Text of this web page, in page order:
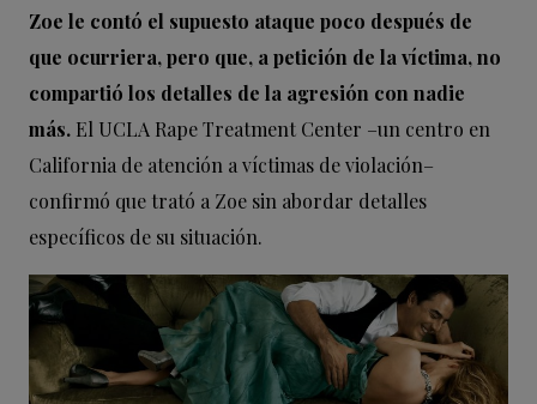
Zoe le contó el supuesto ataque poco después de
que ocurriera, pero que, a petición de la víctima, no
compartió los detalles de la agresión con nadie
más. El UCLA Rape Treatment Center –un centro en
California de atención a víctimas de violación–
confirmó que trató a Zoe sin abordar detalles
específicos de su situación.